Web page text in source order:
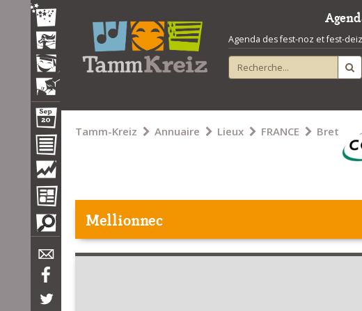
Agenda des fest-noz et fest-
Tamm-Kreiz Annuaire Lieux FRANCE
Mellionnec